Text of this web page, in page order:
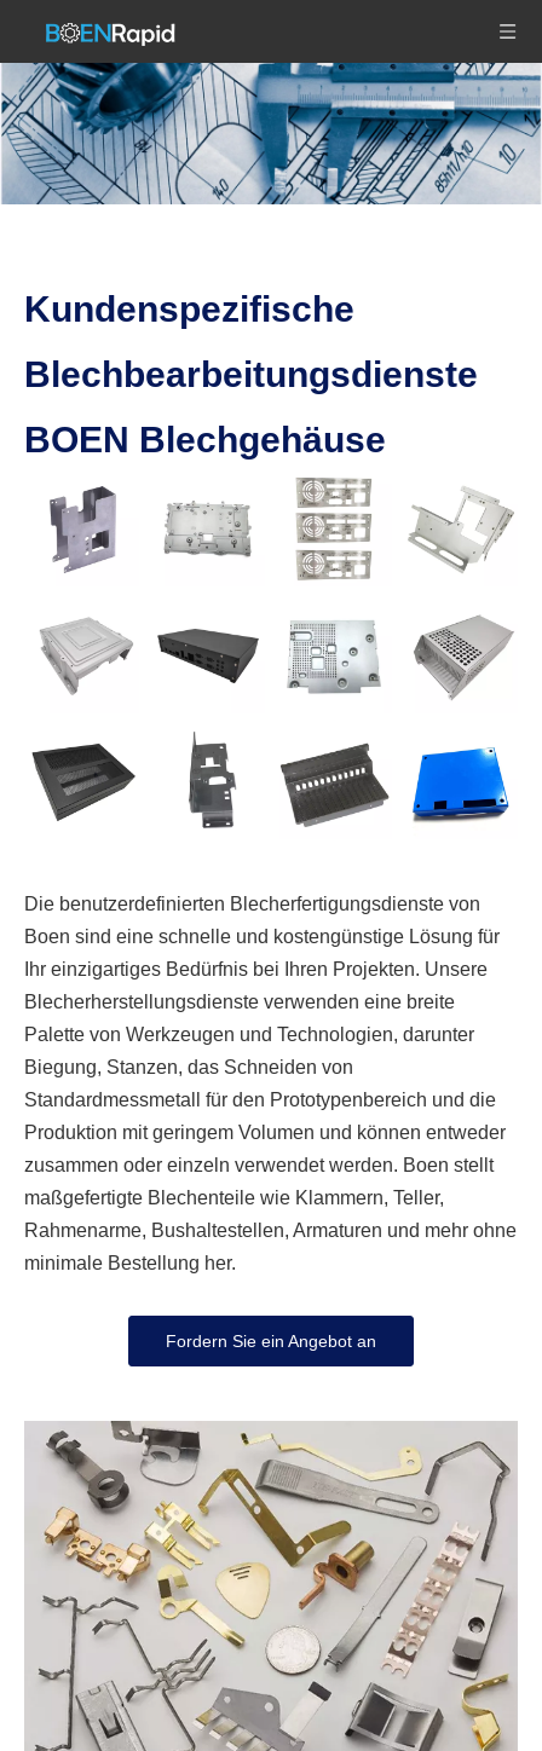
Kundenspezifische
Blechbearbeitungsdienste
BOEN Blechgehäuse
Die benutzerdefinierten Blecherfertigungsdienste von
Boen sind eine schnelle und kostengünstige Lösung für
Ihr einzigartiges Bedürfnis bei Ihren Projekten. Unsere
Blecherherstellungsdienste verwenden eine breite
Palette von Werkzeugen und Technologien, darunter
Biegung, Stanzen, das Schneiden von
Standardmessmetall für den Prototypenbereich und die
Produktion mit geringem Volumen und können entweder
zusammen oder einzeln verwendet werden. Boen stellt
maßgefertigte Blechenteile wie Klammern, Teller,
Rahmenarme, Bushaltestellen, Armaturen und mehr ohne
minimale Bestellung her.
Fordern Sie ein Angebot an